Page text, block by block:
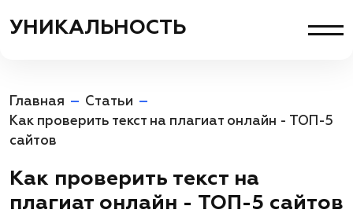
УНИКАЛЬНОСТЬ
Стоимость
Отзывы
О компании
Главная
Cтатьи
Как проверить текст на плагиат онлайн - ТОП-5
сайтов
Как проверить текст на
плагиат онлайн - ТОП-5 сайтов